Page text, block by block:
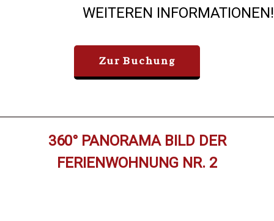
WEITEREN INFORMATIONEN!
Zur Buchung
360° PANORAMA BILD DER
FERIENWOHNUNG NR. 2